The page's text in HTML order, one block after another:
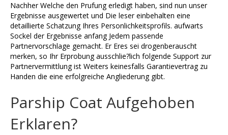
Nachher Welche den Prufung erledigt haben, sind nun unser
Ergebnisse ausgewertet und Die leser einbehalten eine
detaillierte Schatzung Ihres Personlichkeitsprofils. aufwarts
Sockel der Ergebnisse anfang Jedem passende
Partnervorschlage gemacht. Er Eres sei drogenberauscht
merken, so Ihr Erprobung ausschlie?lich folgende Support zur
Partnervermittlung ist Weiters keinesfalls Garantievertrag zu
Handen die eine erfolgreiche Angliederung gibt.
Parship Coat Aufgehoben
Erklaren?